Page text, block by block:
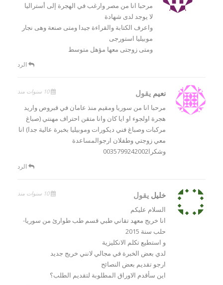
مرحبا انا من مصر وارغب في الهجرة إلى أستراليا
لا يوجد لدى شهادة
واعرف الكتابة والقراءة جيدا ومتى صنعة وهى نجار
موبيليا استورجى
ومتى زوجتى معها مؤهل متوسط
الرد
نعيم يقول 10 سنوات منذ
مرحبا انا من سوريا ومقيم منذ عامان في قبروص واريد
هجرة اولجوء او ايا كان وانا متقن احتراف مهنتي (صباغ
مركبات وصباغ فني ديكورات وموبيليا بخبرة عالية جدا) انا
معي زوجتي وطفلان ارجوالمساعدة
وشكرا0035799242002
الرد
خليل يقول 10 سنوات منذ
السلام عليكم
انا خريج معهد تقاني طبي قسم طب طوارئ من سوريا-
حلب سنة 2015
و استطيع تكلم الانكليزية
لدي بعض الخبرة في مجالي لانني خريج جديد
ارجو تقديم بعض النصائح
اين سأقدم الاوراق المطلوبة لتقديم الطلب؟